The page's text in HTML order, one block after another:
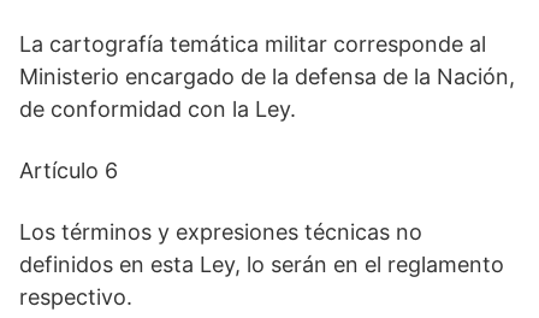
La cartografía temática militar corresponde al
Ministerio encargado de la defensa de la Nación,
de conformidad con la Ley.
Artículo 6
Los términos y expresiones técnicas no
definidos en esta Ley, lo serán en el reglamento
respectivo.